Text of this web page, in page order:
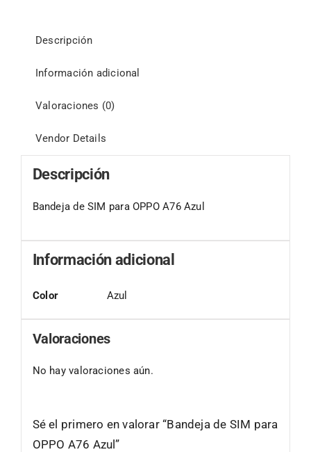
Descripción
Información adicional
Valoraciones (0)
Vendor Details
Descripción
Bandeja de SIM para OPPO A76 Azul
Información adicional
Color Azul
Valoraciones
No hay valoraciones aún.
Sé el primero en valorar “Bandeja de SIM para
OPPO A76 Azul”